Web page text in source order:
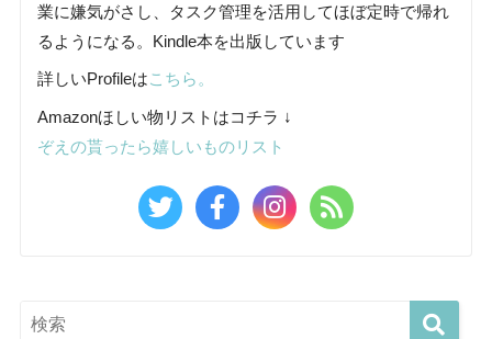
業に嫌気がさし、タスク管理を活用してほぼ定時で帰れ
るようになる。Kindle本を出版しています
詳しいProfileはこちら。
Amazonほしい物リストはコチラ ↓
ぞえの貰ったら嬉しいものリスト